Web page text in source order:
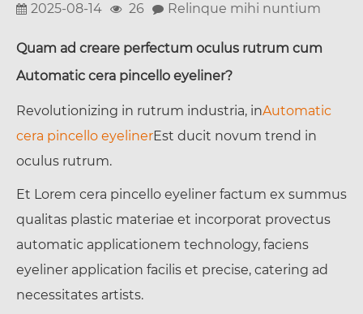
2025-08-14 26 Relinque mihi nuntium
Quam ad creare perfectum oculus rutrum cum
Automatic cera pincello eyeliner?
Revolutionizing in rutrum industria, inAutomatic
cera pincello eyelinerEst ducit novum trend in
oculus rutrum.
Et Lorem cera pincello eyeliner factum ex summus
qualitas plastic materiae et incorporat provectus
automatic applicationem technology, faciens
eyeliner application facilis et precise, catering ad
necessitates artists.